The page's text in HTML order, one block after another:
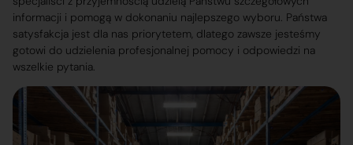
informacji i pomogą w dokonaniu najlepszego wyboru. Państwa
satysfakcja jest dla nas priorytetem, dlatego zawsze jesteśmy
gotowi do udzielenia profesjonalnej pomocy i odpowiedzi na
wszelkie pytania.